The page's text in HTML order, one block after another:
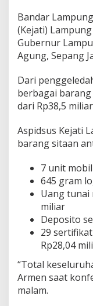
Bandar
(Kejati)
Gubernur
Agung, Sepang
Dari
berbagai
dari Rp38,5
Aspidsus Kejati
barang sitaan
7 unit
645 gram
Uang tunai
miliar
Deposito
29
Rp28,04
“Total
Armen saat
malam.